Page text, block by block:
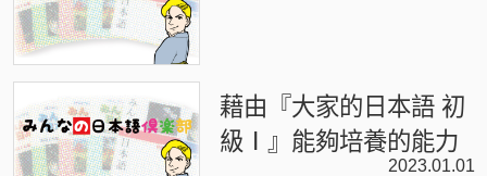
藉由『大家的日本語 初
級Ⅰ』能夠培養的能力
2023.01.01